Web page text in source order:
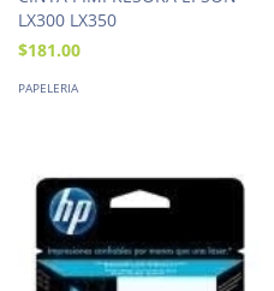
LX300 LX350
$181.00
PAPELERIA